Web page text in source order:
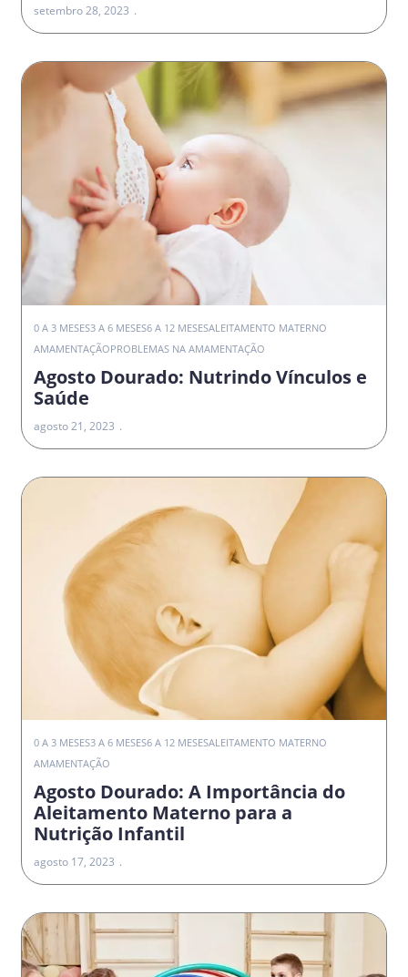
setembro 28, 2023
0 A 3 MESES3 A 6 MESES6 A 12 MESESALEITAMENTO MATERNO
AMAMENTAÇÃOPROBLEMAS NA AMAMENTAÇÃO
Agosto Dourado: Nutrindo Vínculos e
Saúde
agosto 21, 2023
0 A 3 MESES3 A 6 MESES6 A 12 MESESALEITAMENTO MATERNO
AMAMENTAÇÃO
Agosto Dourado: A Importância do
Aleitamento Materno para a
Nutrição Infantil
agosto 17, 2023